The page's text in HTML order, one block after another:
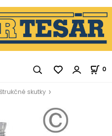
0
skutky